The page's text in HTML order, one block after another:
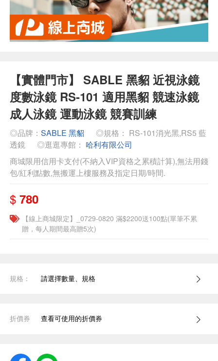
【實體門市】 SABLE 黑貂 近視泳鏡
度數泳鏡 RS-101 適用黑貂 競速泳鏡
成人泳鏡 運動泳鏡 競賽訓練
◎品牌： SABLE 黑貂
◎規格： RS-101消光黑,RS5 藍
透鏡
◎逛逛專館： 哈利有限公司
商城限用信用卡支付(不納入VIP資格之累積計算),無法用錢
包/紅利點數,無搬運上樓服務及指定日期/時間.
$ 780
【線上商城限定】_0729-0820 滿$2200送100點(單筆不累
贈，每人期間最高贈5次)
規格： 請選擇數量、規格
折價券 查看可使用的折價券